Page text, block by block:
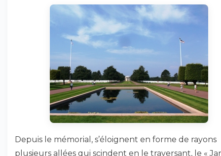
Depuis le mémorial, s’éloignent en forme de rayons
plusieurs allées qui scindent en le traversant, le «